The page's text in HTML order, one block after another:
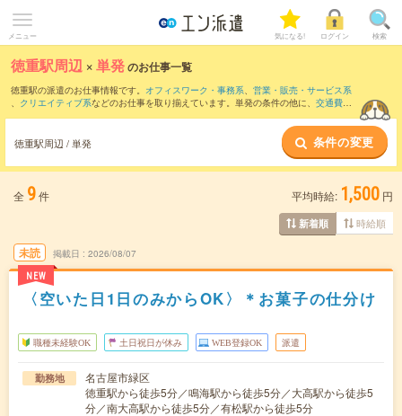
メニュー 気になる! ログイン 検索
徳重駅周辺 ×単発のお仕事一覧
徳重駅の派遣のお仕事情報です。 オフィスワーク・事務系、 営業・販売・サービス系
、 クリエイティブ系などのお仕事を取り揃えています。単発の条件の他に、 交通費別
徳重駅周辺 / 単発 条件の変更
全 9件 平均時給: 1,500 円
新着順 時給順
未読
NEW
掲載日 2026/08/07
〈空いた日1日のみからOK〉＊お菓子の仕分け
職種未経験OK 土日祝日が休み WEB登録OK 派遣
勤務地
名古屋市緑区
徳重駅から徒歩5分／鳴海駅から徒歩5分／大高駅から徒歩5
分／南大高駅から徒歩5分／有松駅から徒歩5分